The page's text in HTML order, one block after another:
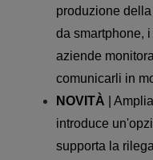
produzione
da smartphone,
aziende
comunicarli in
NOVITÀ
|
introduce
supporta la